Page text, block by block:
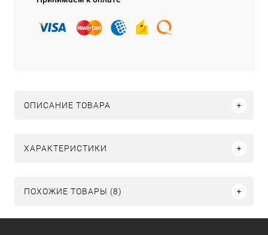
ОПИСАНИЕ ТОВАРА
ХАРАКТЕРИСТИКИ
ПОХОЖИЕ ТОВАРЫ (8)